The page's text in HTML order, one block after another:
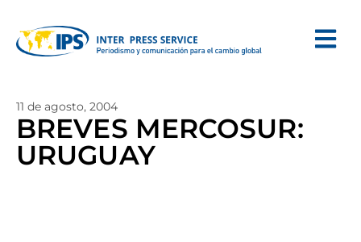
11 de agosto, 2004
BREVES MERCOSUR:
URUGUAY